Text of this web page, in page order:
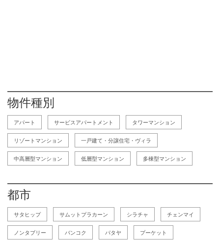
物件種別
アパート サービスアパートメント タワーマンション
リゾートマンション 一戸建て・分譲住宅・ヴィラ
中高層型マンション 低層型マンション 多棟型マンション
都市
サタヒップ サムットプラカーン シラチャ チェンマイ
ノンタブリー バンコク パタヤ プーケット